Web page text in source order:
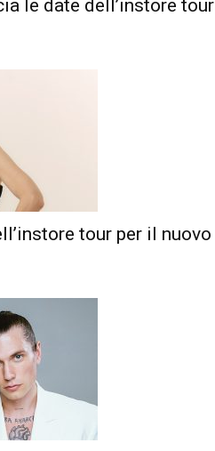
le date dell’instore tour
tour per il nuovo